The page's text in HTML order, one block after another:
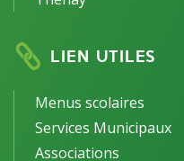
LIEN UTILES
Menus scolaires
Services Municipaux
Associations